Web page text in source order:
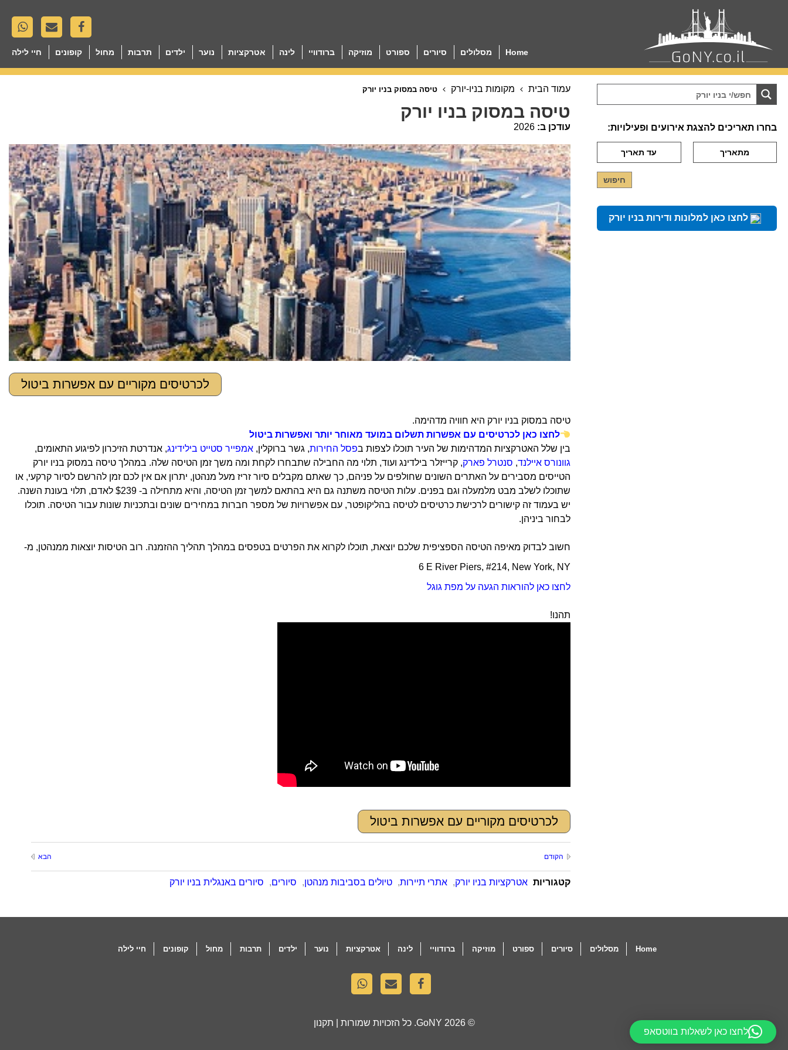
Home מסלולים סיורים ספורט מוזיקה ברודוויי לינה אטרקציות נוער ילדים תרבות מחול קופונים חיי לילה
עמוד הבית מקומות בניו-יורק טיסה במסוק בניו יורק
טיסה במסוק בניו יורק
עודכן ב: 2026
לכרטיסים מקוריים עם אפשרות ביטול
טיסה במסוק בניו יורק היא חוויה מדהימה.
לחצו כאן לכרטיסים עם אפשרות תשלום במועד מאוחר יותר ואפשרות ביטול
בין שלל האטרקציות המדהימות של העיר תוכלו לצפות בפסל החירות, גשר ברוקלין, אמפייר סטייט בילידינג, אנדרטת הזיכרון לפיגוע התאומים,
גוונורס איילנד, סנטרל פארק, קרייזלר בילדינג ועוד, תלוי מה החבילה שתבחרו לקחת ומה משך זמן הטיסה שלה. במהלך טיסה במסוק בניו יורק
הטייסים מסבירים על האתרים השונים שחולפים על פניהם, כך שאתם מקבלים סיור זריז מעל מנהטן, יתרון אם אין לכם זמן להרשם לסיור קרקעי, או
שתוכלו לשלב מבט מלמעלה וגם בפנים. עלות הטיסה משתנה גם היא בהתאם למשך זמן הטיסה, והיא מתחילה ב- $239 לאדם, תלוי בעונת השנה.
יש בעמוד זה קישורים לרכישת כרטיסים לטיסה בהליקופטר, עם אפשרויות של מספר חברות במחירים שונים ובתכניות שונות עבור הטיסה. תוכלו
לבחור ביניהן.
חשוב לבדוק מאיפה הטיסה הספציפית שלכם יוצאת, תוכלו לקרוא את הפרטים בטפסים במהלך תהליך ההזמנה. רוב הטיסות יוצאות ממנהטן, מ-
6 E River Piers, #214, New York, NY
לחצו כאן להוראות הגעה על מפת גוגל
תהנו!
לכרטיסים מקוריים עם אפשרות ביטול
הקודם הבא
קטגוריות אטרקציות בניו יורק, אתרי תיירות, טיולים בסביבות מנהטן, סיורים, סיורים באנגלית בניו יורק
בחרו תאריכים להצגת אירועים ופעילויות:
לחצו כאן למלונות ודירות בניו יורק
Home מסלולים סיורים ספורט מוזיקה ברודוויי לינה אטרקציות נוער ילדים תרבות מחול קופונים חיי לילה
© 2026
GoNY. כל הזכויות שמורות | תקנון
לחצו כאן לשאלות בווטסאפ